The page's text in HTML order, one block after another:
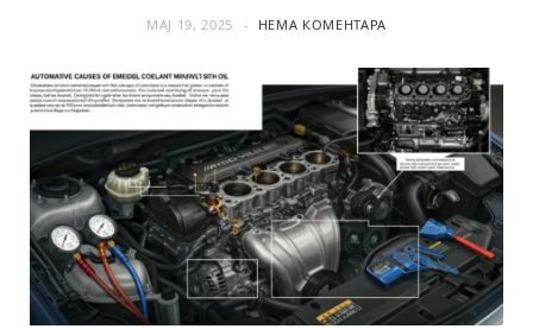
МАЈ 19, 2025 НЕМА КОМЕНТАРА